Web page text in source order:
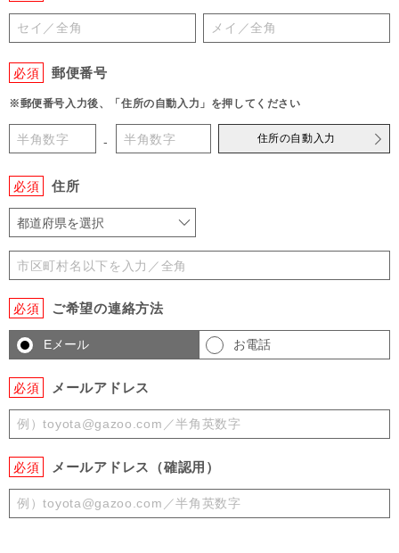
必須 郵便番号
※郵便番号入力後、「住所の自動入力」を押してください
- 住所の自動入力
必須 住所
都道府県を選択
必須 ご希望の連絡方法
Eメール お電話
必須 メールアドレス
必須 メールアドレス（確認用）